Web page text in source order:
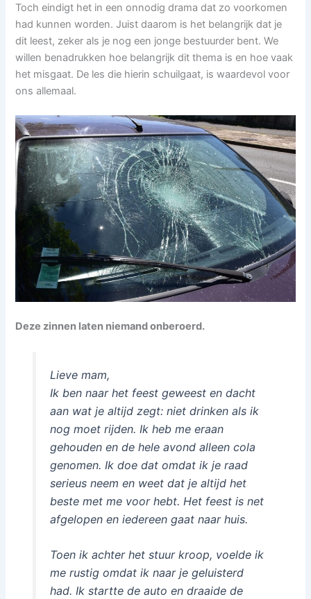
Toch eindigt het in een onnodig drama dat zo voorkomen
had kunnen worden. Juist daarom is het belangrijk dat je
dit leest, zeker als je nog een jonge bestuurder bent. We
willen benadrukken hoe belangrijk dit thema is en hoe vaak
het misgaat. De les die hierin schuilgaat, is waardevol voor
ons allemaal.
Deze zinnen laten niemand onberoerd.
Lieve mam,
Ik ben naar het feest geweest en dacht
aan wat je altijd zegt: niet drinken als ik
nog moet rijden. Ik heb me eraan
gehouden en de hele avond alleen cola
genomen. Ik doe dat omdat ik je raad
serieus neem en weet dat je altijd het
beste met me voor hebt. Het feest is net
afgelopen en iedereen gaat naar huis.
Toen ik achter het stuur kroop, voelde ik
me rustig omdat ik naar je geluisterd
had. Ik startte de auto en draaide de